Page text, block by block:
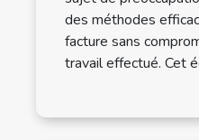
des méthodes
facture sans
travail effectué. Cet